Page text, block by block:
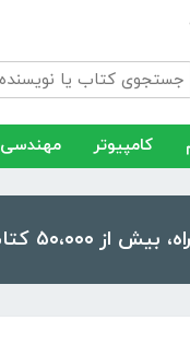
کامپیوتر مهندسی
در موبایل و تبلت خود داشته باشید!